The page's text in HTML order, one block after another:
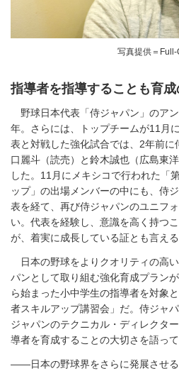
写真提供＝Full-
指導者を指導することも育
野球日本代表「侍ジャパン」のア
年。さらには、トップチームが11月
表と対戦した強化試合では、2年前に
口麗斗（読売）と鈴木誠也（広島東
した。11月にメキシコで行われた「
ップ」の出場メンバーの中にも、侍
表を経て、再び侍ジャパンのユニフ
い。代表を経験し、意識を高く持つ
が、着実に成長している証とも言える
日本の野球をよりクオリティの高
パンとして取り組む強化育成プラン
ら始まった小中学生の指導者を対象
者スキルアップ講習会」だ。侍ジャ
ジャパンのテクニカル・ディレクタ
導者を育成することの大切さを語って
――日本の野球界をさらに発展させ